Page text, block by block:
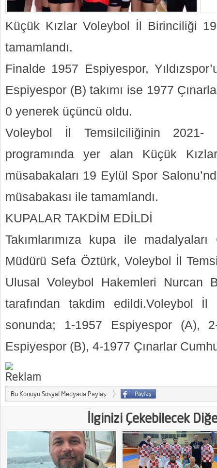
Küçük Kızlar Voleybol İl Birinciliği
tamamlandı.
Finalde 1957 Espiyespor,
Espiyespor (B) takımı ise 1977
0 yenerek üçüncü oldu.
Voleybol İl Temsilciliğinin 2021-
programında yer alan Küçük
müsabakaları 19 Eylül Spor
müsabakası ile tamamlandı.
KUPALAR TAKDİM EDİLDİ
Takımlarımıza kupa ile
Müdürü Sefa Öztürk, Voleybol İl
Ulusal Voleybol Hakemleri Nurcan
tarafından takdim edildi.Voleybol İl
sonunda; 1-1957 Espiyespor (A),
Espiyespor (B), 4-1977 Çınarlar
Bu Konuyu Sosyal Medyada Paylaş
İlginizi Çekebilecek